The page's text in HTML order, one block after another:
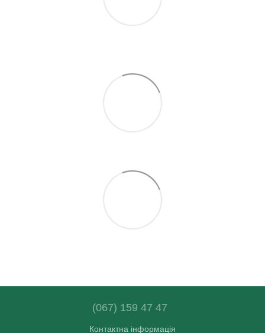
(067) 159 47 47
Контактна інформація